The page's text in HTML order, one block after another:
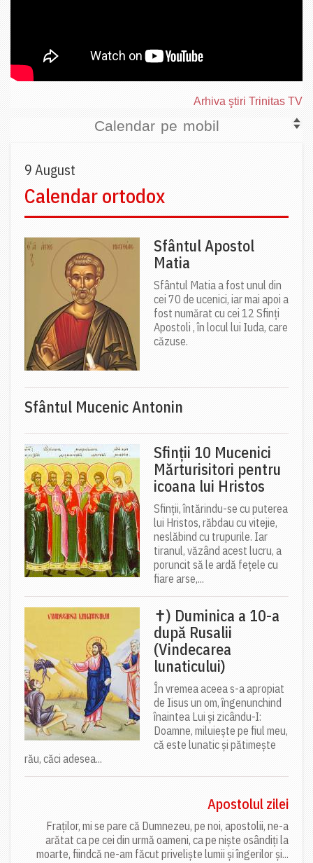
Arhiva ştiri Trinitas TV
Calendar pe mobil
9 August
Calendar ortodox
Sfântul Apostol
Matia
Sfântul Matia a fost unul din
cei 70 de ucenici, iar mai apoi a
fost numărat cu cei 12 Sfinți
Apostoli , în locul lui Iuda, care
căzuse.
Sfântul Mucenic Antonin
Sfinții 10 Mucenici
Mărturisitori pentru
icoana lui Hristos
Sfinții, întărindu-se cu puterea
lui Hristos, răbdau cu vitejie,
neslăbind cu trupurile. Iar
tiranul, văzând acest lucru, a
poruncit să le ardă fețele cu
fiare arse,...
✝) Duminica a 10-a
după Rusalii
(Vindecarea
lunaticului)
În vremea aceea s-a apropiat
de Iisus un om, îngenunchind
înaintea Lui și zicându-I:
Doamne, miluiește pe fiul meu,
că este lunatic și pătimește
rău, căci adesea...
Apostolul zilei
Fraților, mi se pare că Dumnezeu, pe noi, apostolii, ne-a
arătat ca pe cei din urmă oameni, ca pe niște osândiți la
moarte, fiindcă ne-am făcut priveliște lumii și îngerilor și...